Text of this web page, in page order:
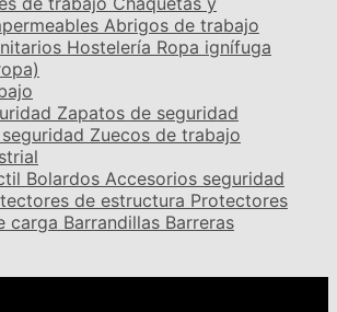
Abrigos de trabajo
Hostelería Ropa ignífuga
Zapatos de seguridad
Zuecos de trabajo
Bolardos Accesorios seguridad
de estructura Protectores
carga Barrandillas Barreras